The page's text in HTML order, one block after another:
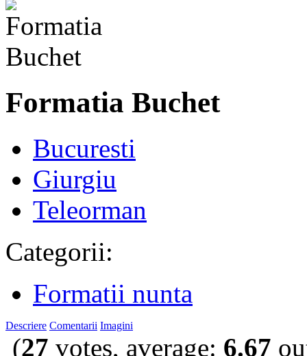
Formatia Buchet
Bucuresti
Giurgiu
Teleorman
Categorii:
Formatii nunta
Descriere Comentarii Imagini
(27 votes, average: 6.67